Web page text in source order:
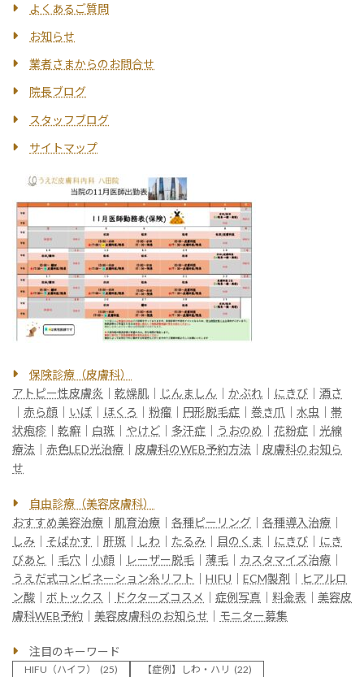
よくあるご質問
お知らせ
業者さまからのお問合せ
院長ブログ
スタッフブログ
サイトマップ
保険診療（皮膚科）
アトピー性皮膚炎
乾燥肌 じんましん かぶれ にきび
酒さ
赤ら顔 いぼ ほくろ 粉瘤 円形脱毛症 巻き爪 水虫
帯
状疱疹
乾癬 白斑 やけど 多汗症 うおのめ 花粉症
光線
療法
赤色LED光治療 皮膚科のWEB予約方法
皮膚科のお知ら
せ
自由診療（美容皮膚科）
おすすめ美容治療
肌育治療 各種ピーリング 各種導入治療
しみ
そばかす 肝斑 しわ たるみ 目のくま にきび
にき
びあと
毛穴 小顔 レーザー脱毛 薄毛 カスタマイズ治療
うえだ式コンビネーション糸リフト
HIFU ECM製剤
ヒアルロ
ン酸
ボトックス ドクターズコスメ 症例写真 料金表
美容皮
膚科WEB予約
美容皮膚科のお知らせ モニター募集
注目のキーワード
HIFU（ハイフ） (25) 【症例】しわ・ハリ (22)